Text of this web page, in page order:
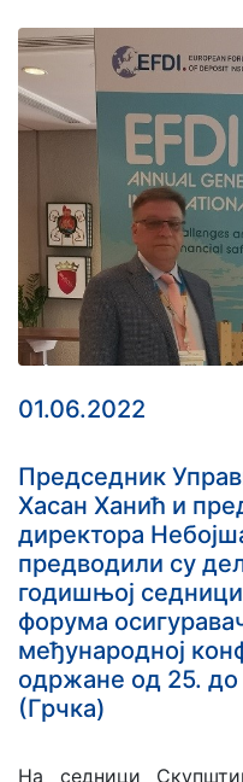
01.06.2022
Председник
Хасан Ханић и
директора
предводили су
годишњој
форума
међународној
одржане од 25. до
(Грчка)
На седници